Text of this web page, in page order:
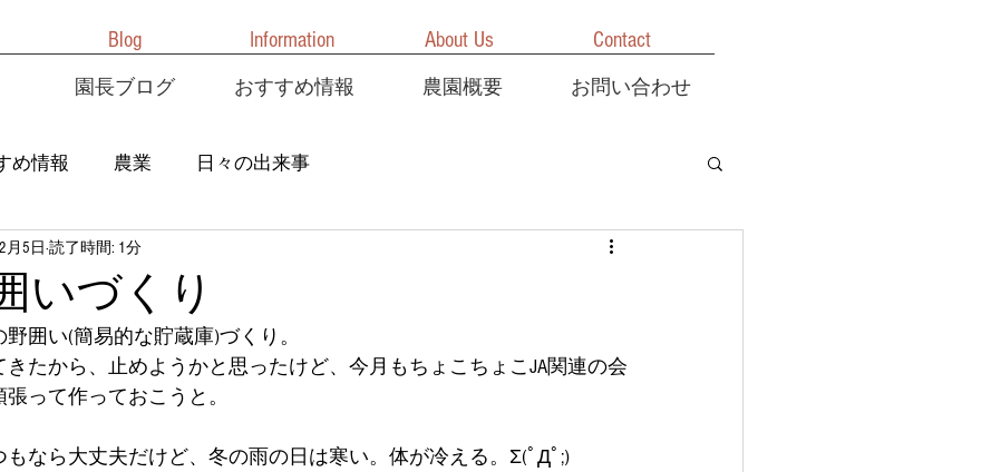
園長ブログ おすすめ情報 農園概要 お問い合わせ
About Us
Information
Blog Contact
め情報 農業 日々の出来事
いづくり
月5日 読了時間: 1分
囲い(簡易的な貯蔵庫)づくり。
たから、止めようかと思ったけど、今月もちょこちょこJA関連の会
って作っておこうと。
なら大丈夫だけど、冬の雨の日は寒い。体が冷える。Σ(ﾟДﾟ;)